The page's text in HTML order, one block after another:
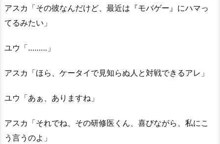
アスカ「その彼なんだけど、最近は『モバゲー』にハマっ
てるみたい」
ユウ「………」
アスカ「ほら、ケータイで見知らぬ人と対戦できるアレ」
ユウ「あぁ、ありますね」
アスカ「それでね、その研修医くん、喜びながら、私にこ
う言うのよ」